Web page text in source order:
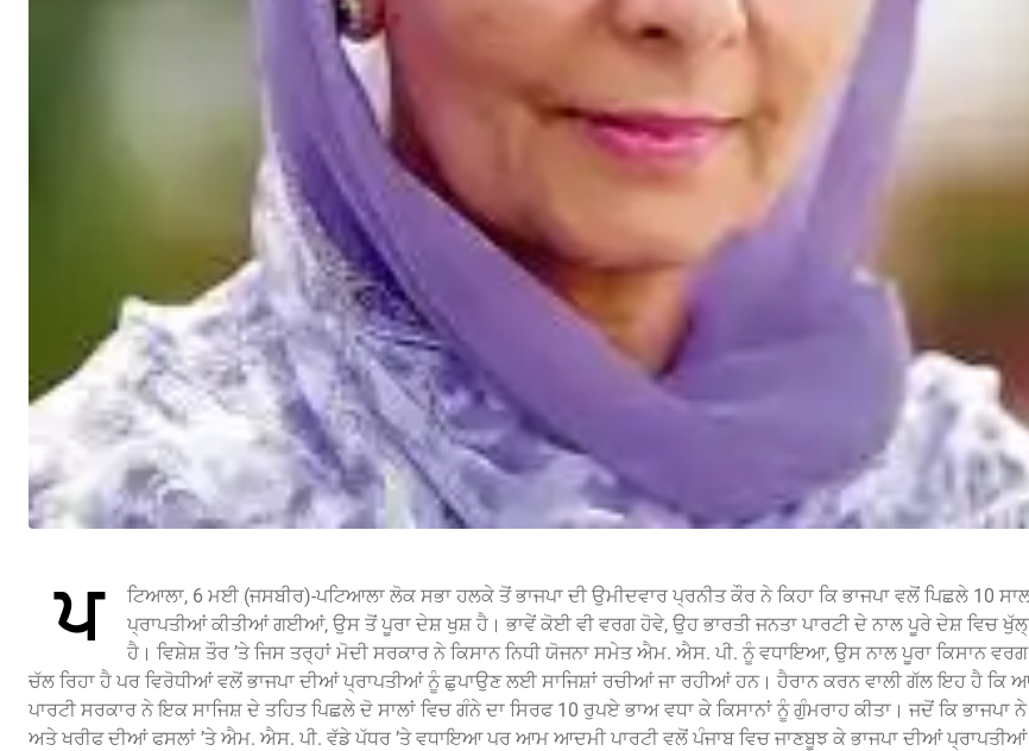
ਪ
ਟਿਆਲਾ, 6 ਮਈ (ਜਸਬੀਰ)-ਪਟਿਆਲਾ ਲੋਕ ਸਭਾ ਹਲਕੇ ਤੋਂ ਭਾਜਪਾ ਦੀ ਉਮੀਦਵਾਰ ਪ੍ਰਨੀਤ ਕੌਰ ਨੇ ਕਿਹਾ ਕਿ ਭਾਜਪਾ ਵਲੋਂ ਪਿਛਲੇ 10
ਪ੍ਰਾਪਤੀਆਂ ਕੀਤੀਆਂ ਗਈਆਂ, ਉਸ ਤੋਂ ਪੂਰਾ ਦੇਸ਼ ਖੁਸ਼ ਹੈ। ਭਾਵੇਂ ਕੋਈ ਵੀ ਵਰਗ ਹੋਵੇ, ਉਹ ਭਾਰਤੀ ਜਨਤਾ ਪਾਰਟੀ ਦੇ ਨਾਲ ਪੂਰੇ ਦੇਸ਼ ਵਿਚ
ਹੈ। ਵਿਸ਼ੇਸ਼ ਤੌਰ ’ਤੇ ਜਿਸ ਤਰ੍ਹਾਂ ਮੋਦੀ ਸਰਕਾਰ ਨੇ ਕਿਸਾਨ ਨਿਧੀ ਯੋਜਨਾ ਸਮੇਤ ਐਮ. ਐਸ. ਪੀ. ਨੂੰ ਵਧਾਇਆ, ਉਸ ਨਾਲ ਪੂਰਾ ਕਿਸਾਨ ਵਰਗ
ਚੱਲ ਰਿਹਾ ਹੈ ਪਰ ਵਿਰੋਧੀਆਂ ਵਲੋਂ ਭਾਜਪਾ ਦੀਆਂ ਪ੍ਰਾਪਤੀਆਂ ਨੂੰ ਛੁਪਾਉਣ ਲਈ ਸਾਜਿਸ਼ਾਂ ਰਚੀਆਂ ਜਾ ਰਹੀਆਂ ਹਨ। ਹੈਰਾਨ ਕਰਨ ਵਾਲੀ ਗੱਲ ਇਹ ਹੈ ਕਿ
ਪਾਰਟੀ ਸਰਕਾਰ ਨੇ ਇਕ ਸਾਜਿਸ਼ ਦੇ ਤਹਿਤ ਪਿਛਲੇ ਦੋ ਸਾਲਾਂ ਵਿਚ ਗੰਨੇ ਦਾ ਸਿਰਫ 10 ਰੁਪਏ ਭਾਅ ਵਧਾ ਕੇ ਕਿਸਾਨਾਂ ਨੂੰ ਗੁੰਮਰਾਹ ਕੀਤਾ। ਜਦੋਂ ਕਿ ਭਾਜਪਾ
ਅਤੇ ਖਰੀਫ ਦੀਆਂ ਫਸਲਾਂ ’ਤੇ ਐਮ. ਐਸ. ਪੀ. ਵੱਡੇ ਪੱਧਰ ’ਤੇ ਵਧਾਇਆ ਪਰ ਆਮ ਆਦਮੀ ਪਾਰਟੀ ਵਲੋਂ ਪੰਜਾਬ ਵਿਚ ਜਾਣਬੂਝ ਕੇ ਭਾਜਪਾ ਦੀਆਂ